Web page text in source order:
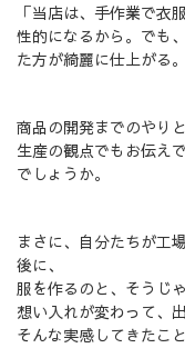
「当店は、手作業で衣
性的になるから。でも
た方が綺麗に仕上がる。
商品の開発までのやり
生産の観点でもお伝え
でしょうか。
まさに、自分たちが工
後に、
服を作るのと、そうじ
想い入れが変わって、
そんな実感してきたこ